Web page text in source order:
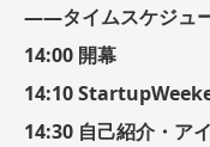
——タイムスケジ
14:00 開幕
14:10
14:30 自己紹介・ア